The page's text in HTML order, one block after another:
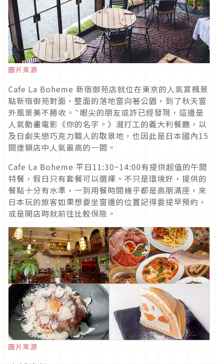
圖片來源
Cafe La Boheme 新宿御苑店就位在東京的人氣賞楓景
點新宿御苑對面，整面的落地窗向著公園，到了秋天窗
外風景美不勝收。ˋ眼尖的朋友或許已經發現，這邊是
人氣動畫電影《你的名字。》瀧打工的義大利餐廳，以
及日劇失戀巧克力職人的取景地，也因此是日本國內15
間連鎖店中人氣最高的一間。
Cafe La Boheme 平日11:30~14:00有提供超值的午間
特餐，假日只有套餐可以選擇。不只是環境好，提供的
餐點十分有水準，一到用餐時間幾乎都是高朋滿座，來
日本玩的旅客如果想要坐窗邊的位置記得要提早預約，
或是開店時就前往比較保險。
圖片來源